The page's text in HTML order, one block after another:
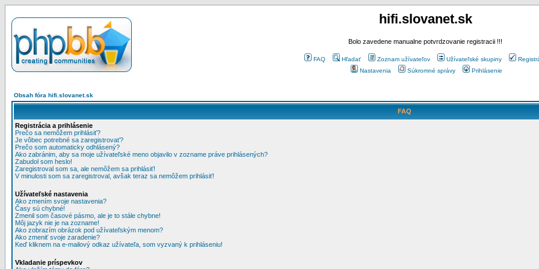
hifi.slovanet.sk
Bolo zavedene manualne potvrdzovanie registracii !!!
FAQ Hľadať Zoznam užívateľov Užívateľské skupiny
Nastavenia
Súkromné správy Prihlásenie
Obsah fóra hifi.slovanet.sk
FAQ
Registrácia a prihlásenie
Prečo sa nemôžem prihlásiť?
Je vôbec potrebné sa zaregistrovať?
Prečo som automaticky odhlásený?
Ako zabránim, aby sa moje užívateľské meno objavilo v zozname práve prihlásených?
Zabudol som heslo!
Zaregistroval som sa, ale nemôžem sa prihlásiť!
V minulosti som sa zaregistroval, avšak teraz sa nemôžem prihlásiť!
Užívateľské nastavenia
Ako zmením svoje nastavenia?
Časy sú chybné!
Zmenil som časové pásmo, ale je to stále chybne!
Môj jazyk nie je na zozname!
Ako zobrazím obrázok pod užívateľským menom?
Ako zmeniť svoje zaradenie?
Keď kliknem na e-mailový odkaz užívateľa, som vyzvaný k prihláseniu!
Vkladanie príspevkov